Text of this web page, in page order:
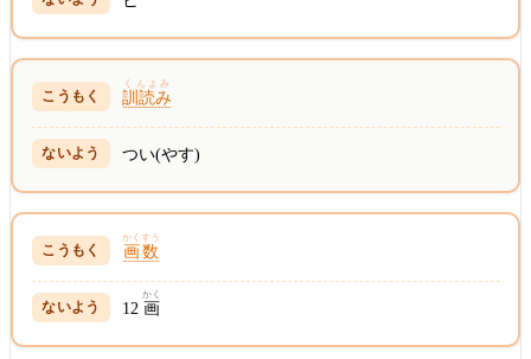
訓読み
くんよみ
つい(やす)
画数
かくすう
12 画
かく